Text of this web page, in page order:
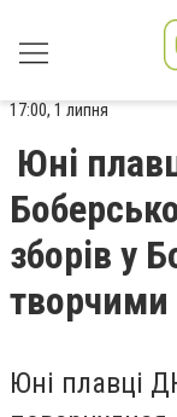
17:00, 1 липня
Юні
зборів у
творчими
Юні плавці